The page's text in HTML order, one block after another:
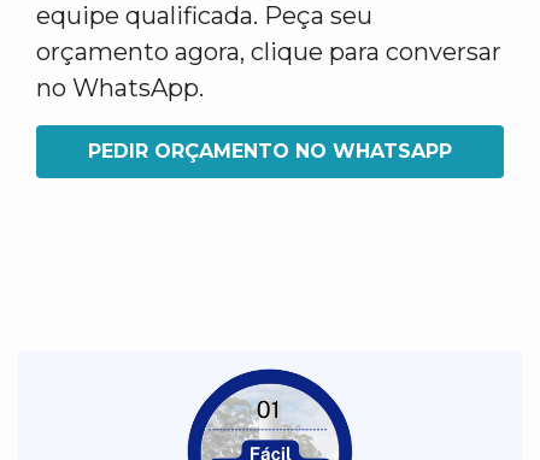
equipe qualificada. Peça seu
orçamento agora, clique para conversar
no WhatsApp.
PEDIR ORÇAMENTO NO WHATSAPP